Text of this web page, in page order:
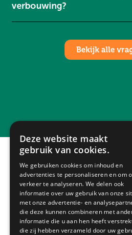
verbouwing?
Bekijk alle
Alles lekker dichtbij
Deze website maakt
gebruik van cookies.
We gebruiken cookies om inhoud en
advertenties te personaliseren en om
verkeer te analyseren. We delen ook
informatie over uw gebruik van onze
met onze advertentie- en
die deze kunnen combineren met
informatie die u aan hen heeft
die zij hebben verzameld door uw